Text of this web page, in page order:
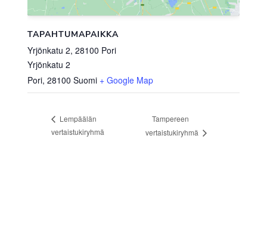
TAPAHTUMAPAIKKA
Yrjönkatu 2, 28100 Pori
Yrjönkatu 2
Pori, 28100 Suomi + Google Map
Lempäälän
vertaistukiryhmä
Tampereen
vertaistukiryhmä